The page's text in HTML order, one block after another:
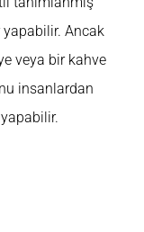
Ancak
veya bir kahve
insanlardan